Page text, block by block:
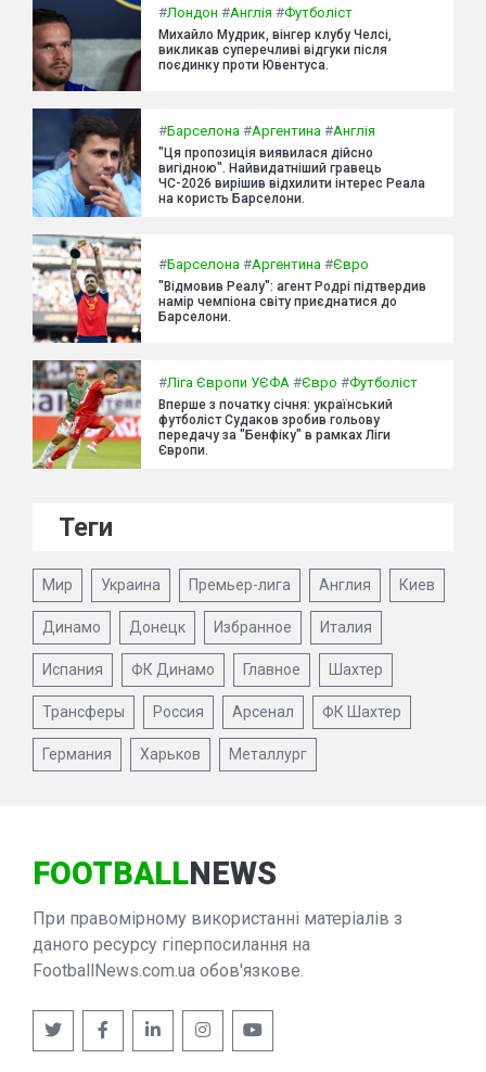
#Лондон #Англія #Футболіст
Михайло Мудрик, вінгер клубу Челсі,
викликав суперечливі відгуки після
поєдинку проти Ювентуса.
#Барселона #Аргентина #Англія
"Ця пропозиція виявилася дійсно
вигідною". Найвидатніший гравець
ЧС-2026 вирішив відхилити інтерес Реала
на користь Барселони.
#Барселона #Аргентина #Євро
"Відмовив Реалу": агент Родрі підтвердив
намір чемпіона світу приєднатися до
Барселони.
#Ліга Європи УЄФА #Євро #Футболіст
Вперше з початку січня: український
футболіст Судаков зробив гольову
передачу за "Бенфіку" в рамках Ліги
Європи.
Теги
Мир Украина Премьер-лига Англия Киев
Динамо Донецк Избранное Италия
Испания ФК Динамо Главное Шахтер
Трансферы Россия Арсенал ФК Шахтер
Германия Харьков Металлург
FOOTBALLNEWS
При правомірному використанні матеріалів з
даного ресурсу гіперпосилання на
FootballNews.com.ua обов'язкове.